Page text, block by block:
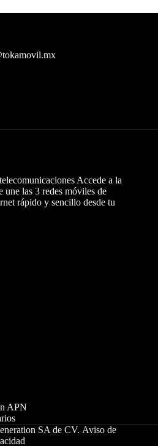
Accede a la
las 3 redes móviles de
rápido y sencillo desde tu
APN
SA de CV. Aviso de